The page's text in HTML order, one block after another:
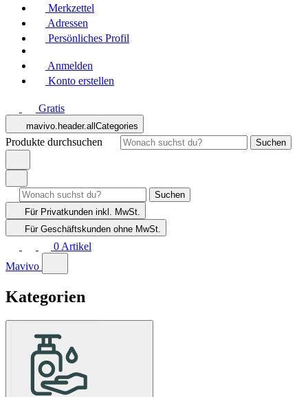
Merkzettel
Adressen
Persönliches Profil
Anmelden
Konto erstellen
Gratis
mavivo.header.allCategories
Produkte durchsuchen Suchen
Suchen
Für Privatkunden inkl. MwSt.
Für Geschäftskunden ohne MwSt.
0 Artikel
Mavivo
Kategorien